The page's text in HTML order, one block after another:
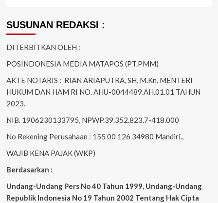
SUSUNAN REDAKSI :
DITERBITKAN OLEH :
POSINDONESIA MEDIA MATAPOS (PT.PMM)
AKTE NOTARIS : RIAN ARIAPUTRA, SH, M.Kn, MENTERI
HUKUM DAN HAM RI NO. AHU-0044489.AH.01.01 TAHUN
2023.
NIB. 1906230133795, NPWP.39.352.823.7-418.000
No Rekening Perusahaan : 155 00 126 34980 Mandiri.,
WAJIB KENA PAJAK (WKP)
Berdasarkan :
Undang-Undang Pers No 40 Tahun 1999, Undang-Undang
Republik Indonesia No 19 Tahun 2002 Tentang Hak Cipta